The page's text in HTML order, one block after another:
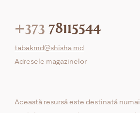
+373 78115544
tabakmd@shisha.md
Adresele magazinelor
Această resursă este destinată numai